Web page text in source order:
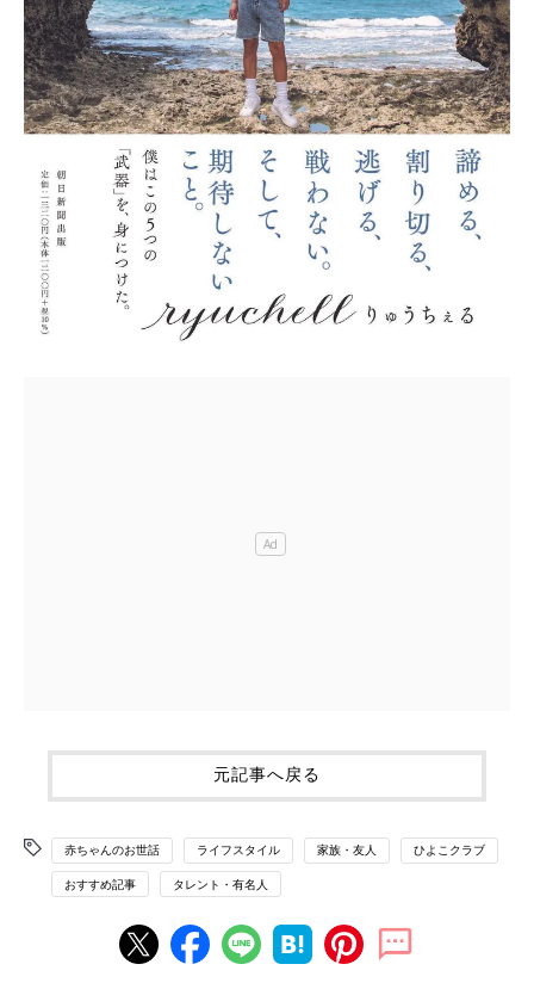
元記事へ戻る
赤ちゃんのお世話 ライフスタイル 家族・友人 ひよこクラブ
おすすめ記事 タレント・有名人